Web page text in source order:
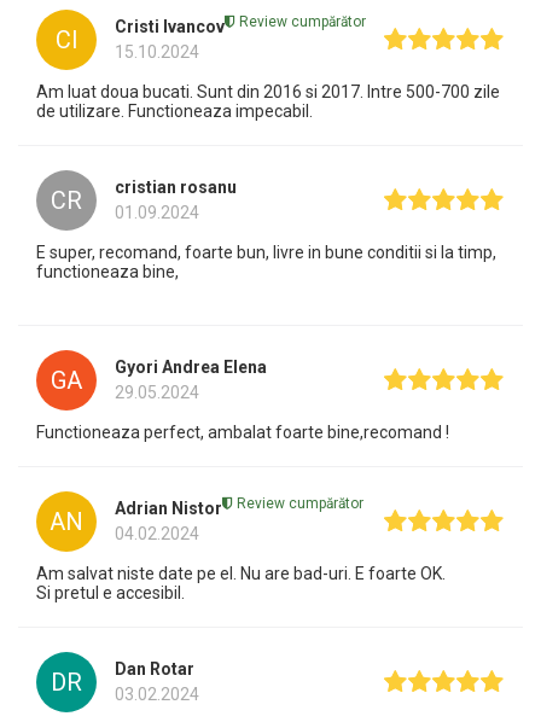
CI
Cristi Ivancov
15.10.2024
Review cumpărător
Am luat doua bucati. Sunt din 2016 si 2017. Intre 500-700 zile
de utilizare. Functioneaza impecabil.
CR
cristian rosanu
01.09.2024
E super, recomand, foarte bun, livre in bune conditii si la timp,
functioneaza bine,
GA
Gyori Andrea Elena
29.05.2024
Functioneaza perfect, ambalat foarte bine,recomand !
AN
Adrian Nistor
04.02.2024
Review cumpărător
Am salvat niste date pe el. Nu are bad-uri. E foarte OK.
Si pretul e accesibil.
DR
Dan Rotar
03.02.2024